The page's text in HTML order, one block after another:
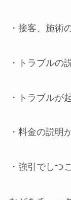
・接客、施術
・トラブルの
・トラブルが
・料金の説明
・強引でしつ